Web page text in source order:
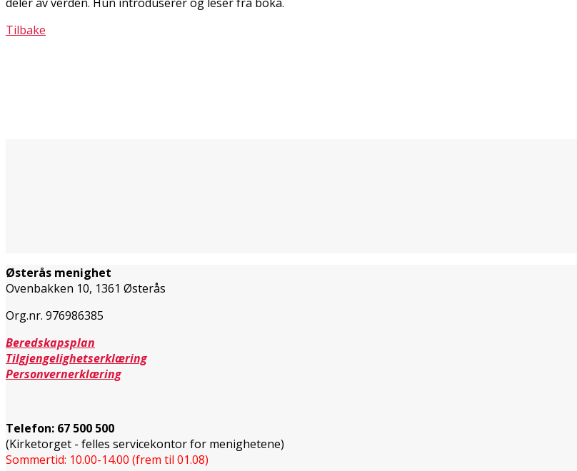
Tilbake
Østerås menighet
Ovenbakken 10, 1361 Østerås
Org.nr. 976986385
Beredskapsplan
Tilgjengelighetserklæring
Personvernerklæring
Telefon: 67 500 500
(Kirketorget - felles servicekontor for menighetene)
Sommertid: 10.00-14.00 (frem til 01.08)